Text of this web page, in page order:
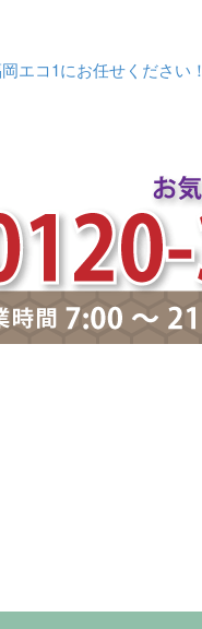
エコ1にお任せください！